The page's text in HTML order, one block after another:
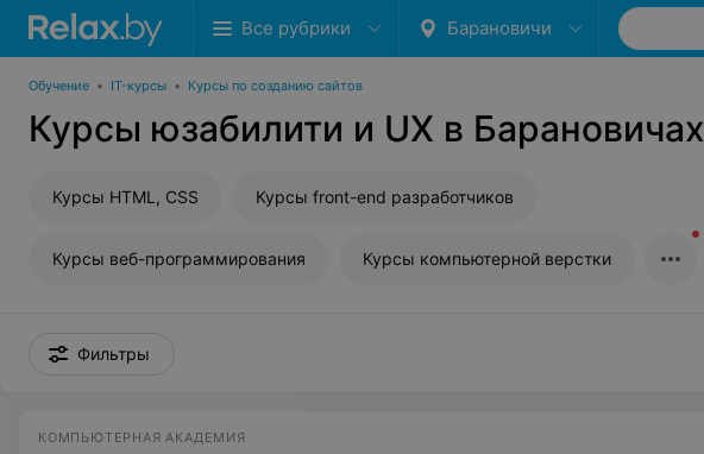
Все рубрики Барановичи
Обучение • IT-курсы • Курсы по созданию сайтов
Курсы юзабилити и UX в Барановичах
Курсы HTML, CSS Курсы front-end разработчиков
Курсы веб-программирования Курсы компьютерной верстки
Фильтры
КОМПЬЮТЕРНАЯ АКАДЕМИЯ